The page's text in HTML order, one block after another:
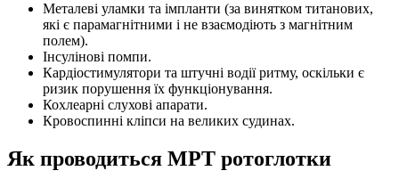
Металеві уламки та імпланти (за винятком титанових,
які є парамагнітними і не взаємодіють з магнітним
полем).
Інсулінові помпи.
Кардіостимулятори та штучні водії ритму, оскільки є
ризик порушення їх функціонування.
Кохлеарні слухові апарати.
Кровоспинні кліпси на великих судинах.
Як проводиться МРТ ротоглотки